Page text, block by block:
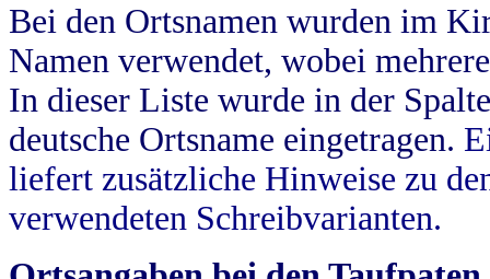
Bei den Ortsnamen wurden im
Namen verwendet, wobei
In dieser Liste wurde in der
deutsche Ortsname eingetragen.
liefert zusätzliche Hinweise zu
verwendeten Schreibvarianten.